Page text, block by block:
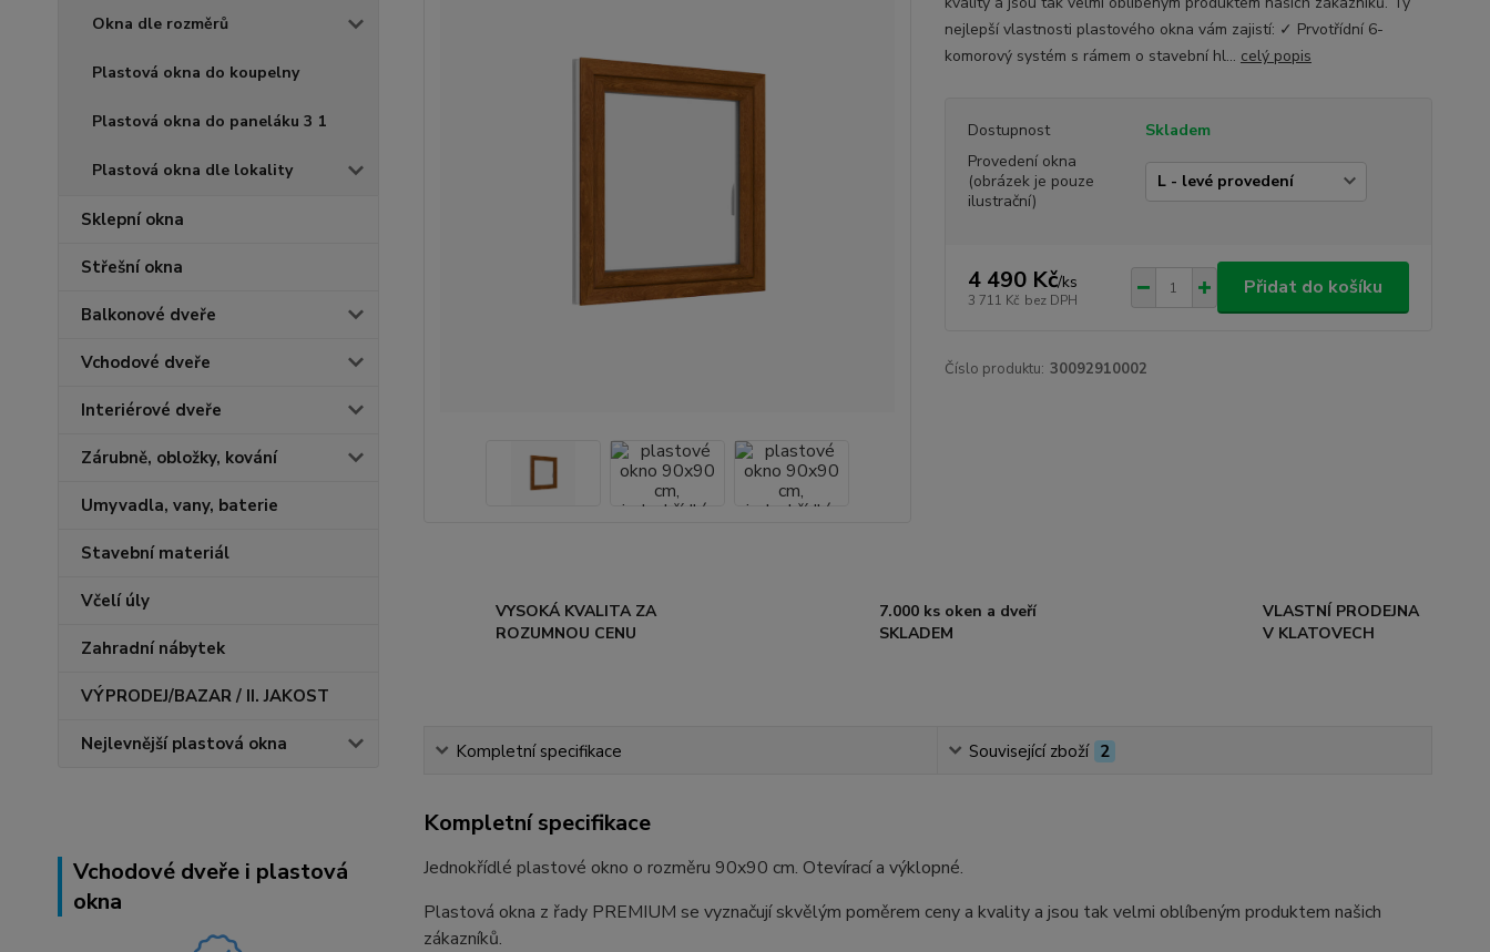
Okna dle rozměrů
Plastová okna do koupelny
Plastová okna do paneláku 3 1
Plastová okna dle lokality
Sklepní okna
Střešní okna
Balkonové dveře
Vchodové dveře
Interiérové dveře
Zárubně, obložky, kování
Umyvadla, vany, baterie
Stavební materiál
Včelí úly
Zahradní nábytek
VÝPRODEJ/BAZAR / II. JAKOST
Nejlevnější plastová okna
Vchodové dveře i plastová
okna
nejlepší vlastnosti plastového okna vám zajistí: ✓ Prvotřídní 6-
komorový systém s rámem o stavební hl... celý popis
Dostupnost
Skladem
Provedení okna
(obrázek je pouze
ilustrační)
4 490 Kč/ks
3 711 Kč bez DPH
Přidat do košíku
Číslo produktu: 30092910002
VYSOKÁ KVALITA ZA
ROZUMNOU CENU
7.000 ks oken a dveří
SKLADEM
VLASTNÍ PRODEJNA
V KLATOVECH
Kompletní specifikace Související zboží 2
Kompletní specifikace
Jednokřídlé plastové okno o rozměru 90x90 cm. Otevírací a výklopné.
Plastová okna z řady PREMIUM se vyznačují skvělým poměrem ceny a kvality a jsou tak velmi oblíbeným produktem našich
zákazníků.